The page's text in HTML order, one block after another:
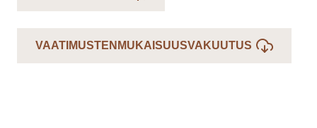
VAATIMUSTENMUKAISUUSVAKUUTUS